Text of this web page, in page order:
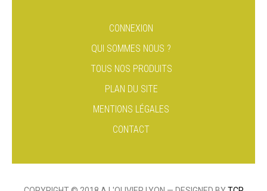
CONNEXION
QUI SOMMES NOUS ?
TOUS NOS PRODUITS
PLAN DU SITE
MENTIONS LÉGALES
CONTACT